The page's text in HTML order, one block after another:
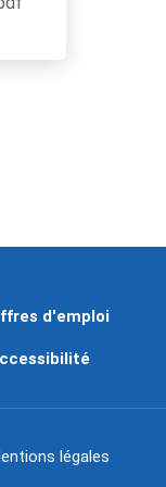
d'emploi
légales